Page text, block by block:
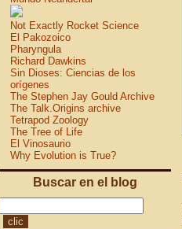
Not Exactly Rocket Science
El Pakozoico
Pharyngula
Richard Dawkins
Sin Dioses: Ciencias de los
orígenes
The Stephen Jay Gould Archive
The Talk.Origins archive
Tetrapod Zoology
The Tree of Life
El Vinosaurio
Why Evolution is True?
Buscar en el blog